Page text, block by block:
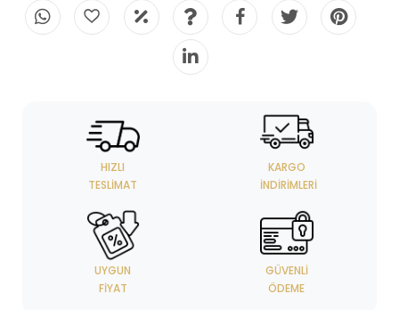
HIZLI
TESLIMAT
KARGO
İNDIRIMLERI
UYGUN
FIYAT
GÜVENLI
ÖDEME